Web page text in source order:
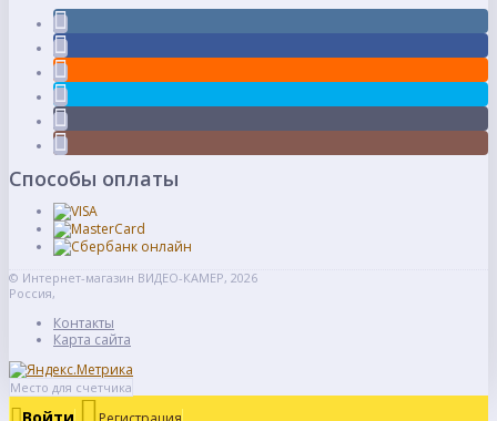
Способы оплаты
© Интернет-магазин ВИДЕО-КАМЕР, 2026
Россия,
Контакты
Карта сайта
Место для счетчика